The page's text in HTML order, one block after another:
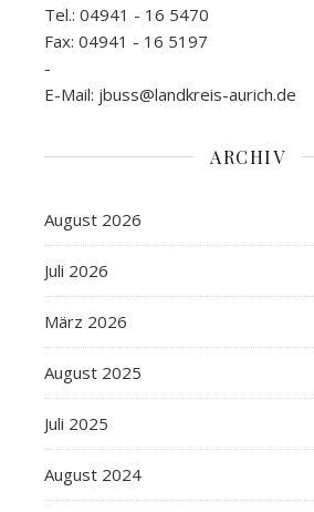
Tel.: 04941 - 16 5470
Fax: 04941 - 16 5197
-
E-Mail: jbuss@landkreis-aurich.de
ARCHIV
August 2026
Juli 2026
März 2026
August 2025
Juli 2025
August 2024